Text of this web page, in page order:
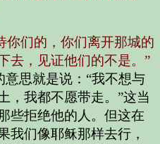
你们的，你们离开那城的
去，见证他们的不是。”
意思就是说：“我不想与
，我都不愿带走。”这当
些拒绝他的人。但这在
我们像耶稣那样去行，